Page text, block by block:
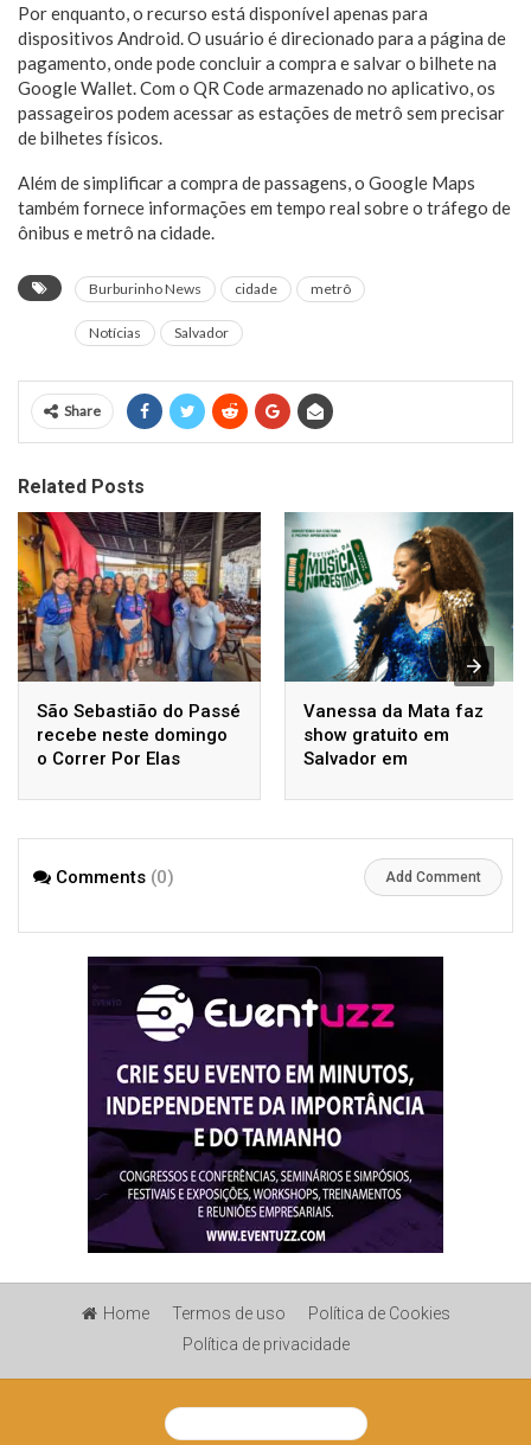
Por enquanto, o recurso está disponível apenas para
dispositivos Android. O usuário é direcionado para a página de
pagamento, onde pode concluir a compra e salvar o bilhete na
Google Wallet. Com o QR Code armazenado no aplicativo, os
passageiros podem acessar as estações de metrô sem precisar
de bilhetes físicos.
Além de simplificar a compra de passagens, o Google Maps
também fornece informações em tempo real sobre o tráfego de
ônibus e metrô na cidade.
Burburinho News cidade metrô
Notícias Salvador
Share
Related Posts
São Sebastião do Passé
recebe neste domingo
o Correr Por Elas
Vanessa da Mata faz
show gratuito em
Salvador em
Gonzaga
Comments (0) Add Comment
Home Termos de uso
Política de Cookies
Política de privacidade